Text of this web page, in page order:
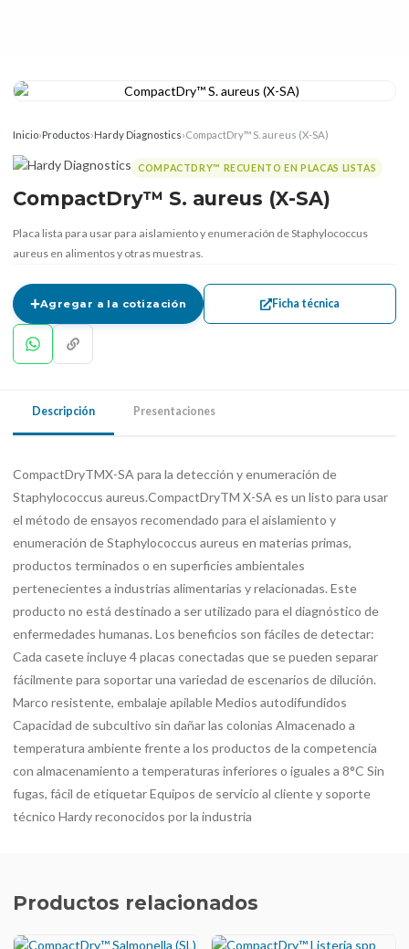
Inicio›Productos›Hardy Diagnostics›CompactDry™ S. aureus (X-SA)
COMPACTDRY™ RECUENTO EN PLACAS LISTAS
CompactDry™ S. aureus (X-SA)
Placa lista para usar para aislamiento y enumeración de Staphylococcus
aureus en alimentos y otras muestras.
Agregar a la cotización Ficha técnica
Descripción Presentaciones
CompactDryTMX-SA para la detección y enumeración de
Staphylococcus aureus.CompactDryTM X-SA es un listo para usar
el método de ensayos recomendado para el aislamiento y
enumeración de Staphylococcus aureus en materias primas,
productos terminados o en superficies ambientales
pertenecientes a industrias alimentarias y relacionadas. Este
producto no está destinado a ser utilizado para el diagnóstico de
enfermedades humanas. Los beneficios son fáciles de detectar: ​​
Cada casete incluye 4 placas conectadas que se pueden separar
fácilmente para soportar una variedad de escenarios de dilución.
Marco resistente, embalaje apilable Medios autodifundidos
Capacidad de subcultivo sin dañar las colonias Almacenado a
temperatura ambiente frente a los productos de la competencia
con almacenamiento a temperaturas inferiores o iguales a 8°C Sin
fugas, fácil de etiquetar Equipos de servicio al cliente y soporte
técnico Hardy reconocidos por la industria
Productos relacionados